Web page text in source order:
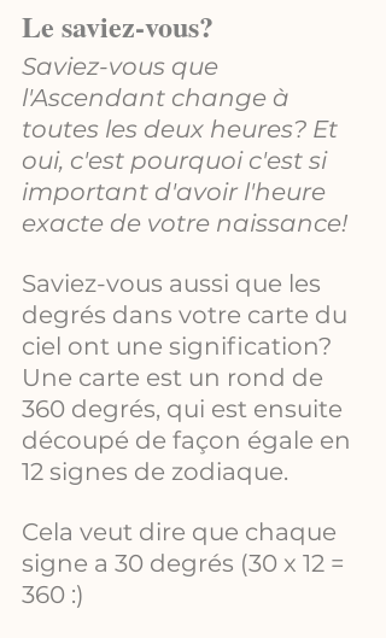
Le saviez-vous?
Saviez-vous que
l'Ascendant change à
toutes les deux heures? Et
oui, c'est pourquoi c'est si
important d'avoir l'heure
exacte de votre naissance!
Saviez-vous aussi que les
degrés dans votre carte du
ciel ont une signification?
Une carte est un rond de
360 degrés, qui est ensuite
découpé de façon égale en
12 signes de zodiaque.
Cela veut dire que chaque
signe a 30 degrés (30 x 12 =
360 :)